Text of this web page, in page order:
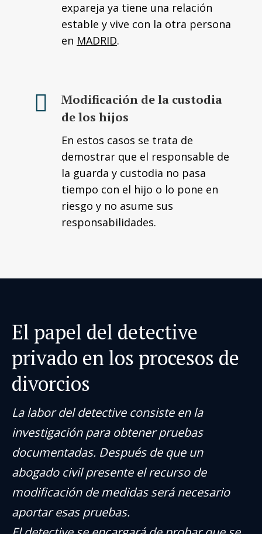
expareja ya tiene una relación
estable y vive con la otra persona
en MADRID.
Modificación de la custodia
de los hijos
En estos casos se trata de
demostrar que el responsable de
la guarda y custodia no pasa
tiempo con el hijo o lo pone en
riesgo y no asume sus
responsabilidades.
El papel del detective
privado en los procesos de
divorcios
La labor del detective consiste en la
investigación para obtener pruebas
documentadas. Después de que un
abogado civil presente el recurso de
modificación de medidas será necesario
aportar esas pruebas.